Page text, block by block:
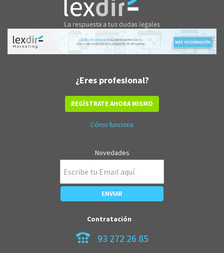
¿Eres profesional?
REGÍSTRATE AHORA MISMO
Cómo funciona
Novedades
Contratación
93 272 26 85